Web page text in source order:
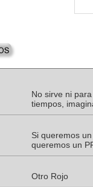
No sirve ni
tiempos,
Si queremos
queremos un
Otro Rojo